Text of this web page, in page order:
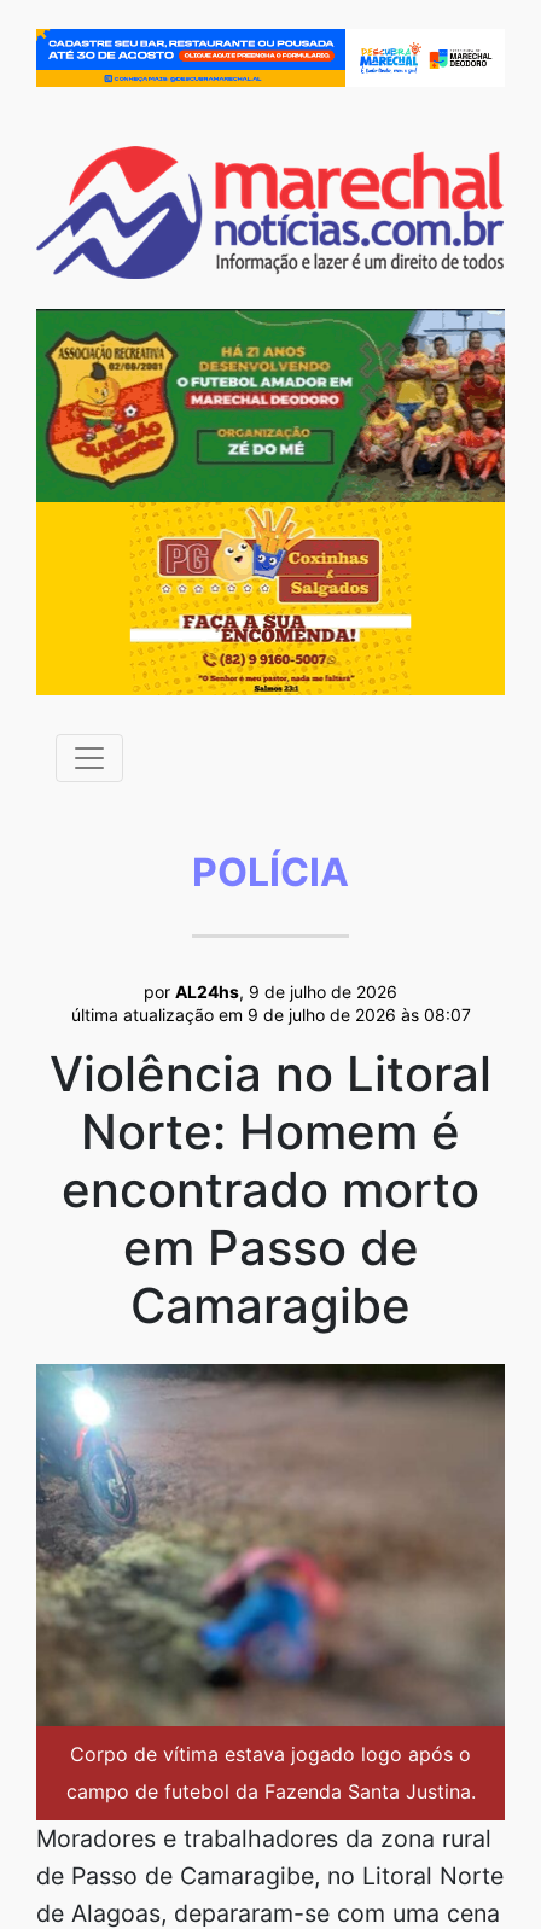
POLÍCIA
por AL24hs, 9 de julho de 2026
última atualização em 9 de julho de 2026 às 08:07
Violência no Litoral
Norte: Homem é
encontrado morto
em Passo de
Camaragibe
Corpo de vítima estava jogado logo após o
campo de futebol da Fazenda Santa Justina.
Moradores e trabalhadores da zona rural
de Passo de Camaragibe, no Litoral Norte
de Alagoas, depararam-se com uma cena